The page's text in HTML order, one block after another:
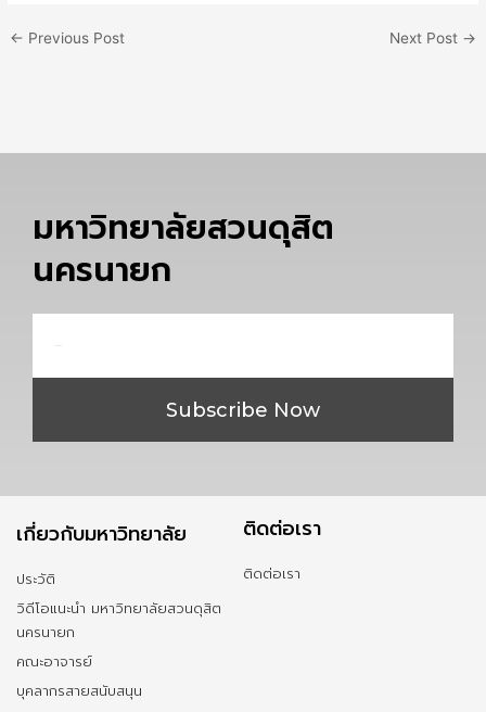
← Previous Post Next Post →
มหาวิทยาลัยสวนดุสิต
นครนายก
Subscribe Now
เกี่ยวกับมหาวิทยาลัย
ประวัติ
วิดีโอแนะนำ มหาวิทยาลัยสวนดุสิต
นครนายก
คณะอาจารย์
บุคลากรสายสนับสนุน
ติดต่อเรา
ติดต่อเรา